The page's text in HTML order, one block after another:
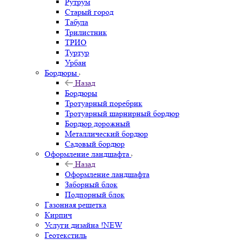
Старый город
Табула
Трилистник
ТРИО
Туртур
Урбан
Бордюры
Назад
Бордюры
Тротуарный поребрик
Тротуарный шарнирный бордюр
Бордюр дорожный
Металлический бордюр
Садовый бордюр
Оформление ландшафта
Назад
Оформление ландшафта
Заборный блок
Подпорный блок
Газонная решетка
Кирпич
Услуги дизайна !NEW
Геотекстиль